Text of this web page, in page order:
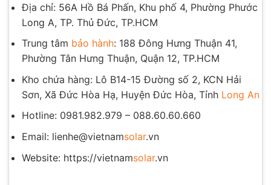
Địa chỉ: 56A Hồ Bá Phấn, Khu phố 4, Phường Phước
Long A, TP. Thủ Đức, TP.HCM
Trung tâm bảo hành: 188 Đông Hưng Thuận 41,
Phường Tân Hưng Thuận, Quận 12, TP.HCM
Kho chứa hàng: Lô B14-15 Đường số 2, KCN Hải
Sơn, Xã Đức Hòa Hạ, Huyện Đức Hòa, Tỉnh Long An
Hotline: 0981.982.979 – 088.60.60.660
Email: lienhe@vietnamsolar.vn
Website: https://vietnamsolar.vn